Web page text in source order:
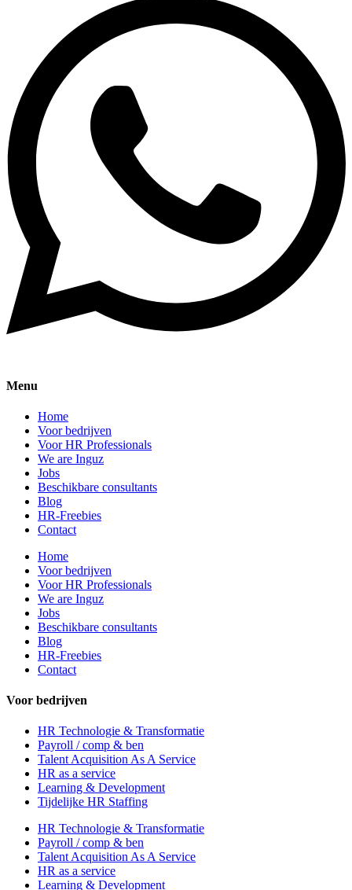
Menu
Home
Voor bedrijven
Voor HR Professionals
We are Inguz
Jobs
Beschikbare consultants
Blog
HR-Freebies
Contact
Home
Voor bedrijven
Voor HR Professionals
We are Inguz
Jobs
Beschikbare consultants
Blog
HR-Freebies
Contact
Voor bedrijven
HR Technologie & Transformatie
Payroll / comp & ben
Talent Acquisition As A Service
HR as a service
Learning & Development
Tijdelijke HR Staffing
HR Technologie & Transformatie
Payroll / comp & ben
Talent Acquisition As A Service
HR as a service
Learning & Development